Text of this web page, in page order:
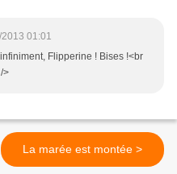
01:01
Flipperine ! Bises !<br
>
La marée est montée >